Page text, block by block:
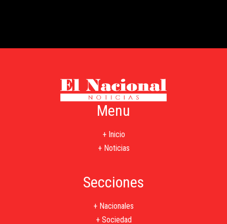
Menu
+ Inicio
+ Noticias
Secciones
+ Nacionales
+ Sociedad